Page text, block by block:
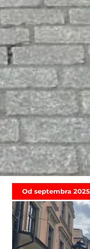
Od septembra